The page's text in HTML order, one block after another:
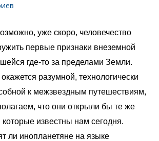
уже скоро, человечество
первые признаки внеземной
где-то за пределами Земли.
разумной, технологически
к межзвездным путешествиям,
что они открыли бы те же
известны нам сегодня.
ли инопланетяне на языке